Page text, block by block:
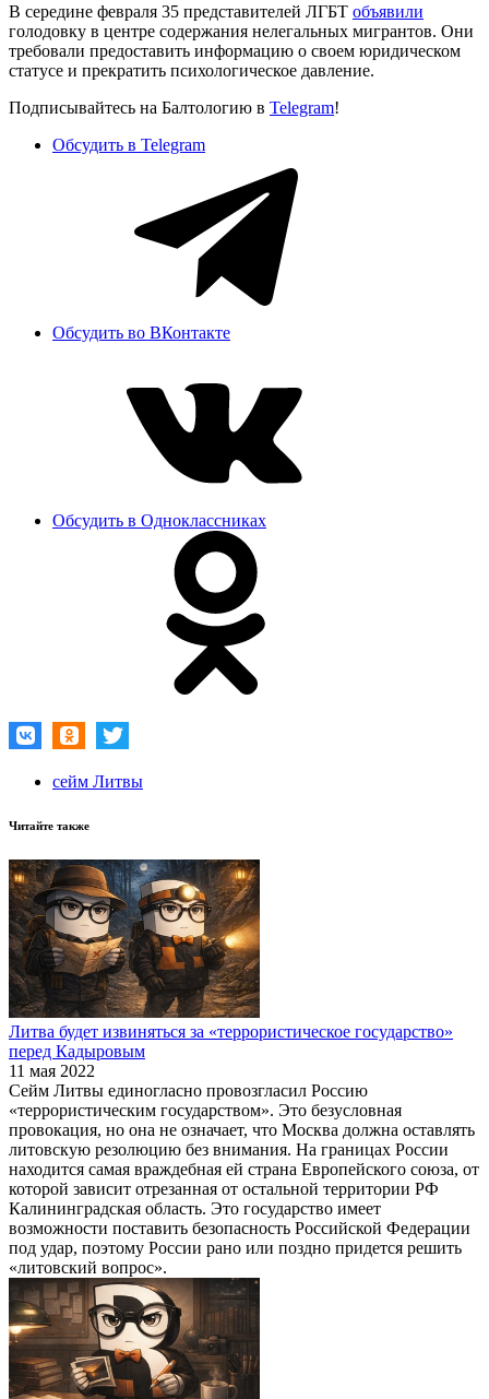
В середине февраля 35 представителей ЛГБТ объявили
голодовку в центре содержания нелегальных мигрантов. Они
требовали предоставить информацию о своем юридическом
статусе и прекратить психологическое давление.
Подписывайтесь на Балтологию в Telegram!
Обсудить в Telegram
Обсудить во ВКонтакте
Обсудить в Одноклассниках
сейм Литвы
Читайте также
Литва будет извиняться за «террористическое государство»
перед Кадыровым
11 мая 2022
Сейм Литвы единогласно провозгласил Россию
«террористическим государством». Это безусловная
провокация, но она не означает, что Москва должна оставлять
литовскую резолюцию без внимания. На границах России
находится самая враждебная ей страна Европейского союза, от
которой зависит отрезанная от остальной территории РФ
Калининградская область. Это государство имеет
возможности поставить безопасность Российской Федерации
под удар, поэтому России рано или поздно придется решить
«литовский вопрос».